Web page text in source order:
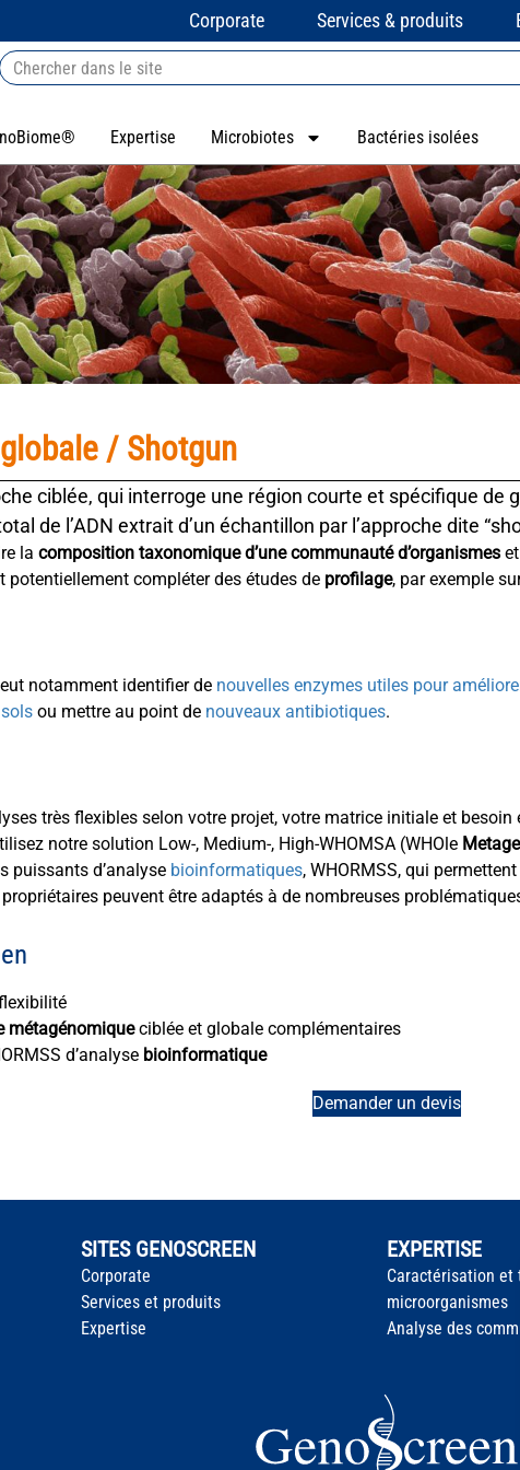
Corporate Services & produits
Expertise Microbiotes Bactéries isolées
/ Shotgun
ciblée, qui interroge une région courte et spécifique de
de l’ADN extrait d’un échantillon par l’approche dite “
la composition taxonomique d’une communauté d’organismes
compléter des études de profilage, par exemple
notamment identifier de nouvelles enzymes utiles pour
ou mettre au point de nouveaux antibiotiques.
très flexibles selon votre projet, votre matrice initiale et besoin
notre solution Low-, Medium-, High-WHOMSA (WHOle
puissants d’analyse bioinformatiques, WHORMSS, qui
peuvent être adaptés à de nombreuses
métagénomiqueciblée et globale complémentaires
d’analyse bioinformatique
Demander un devis
SITES GENOSCREEN
Corporate
Services et produits
Expertise
EXPERTISE
Caractérisation et
microorganismes
Analyse des